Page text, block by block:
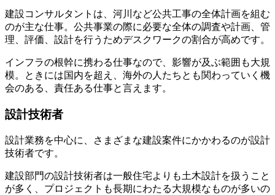
建設コンサルタントは、河川など公共工事の全体計画を組む
のが主な仕事。公共事業の際に必要な全体の調査や計画、管
理、評価、設計を行うためデスクワークの割合が高めです。
インフラの根幹に携わる仕事なので、影響が及ぶ範囲も大規
模。ときには国内を超え、海外の人たちとも関わっていく機
会のある、責任ある仕事と言えます。
設計技術者
設計業務を中心に、さまざまな建設案件にかかわるのが設計
技術者です。
建設部門の設計技術者は一般住宅よりも土木設計を扱うこと
が多く、プロジェクトも長期にわたる大規模なものが多いの